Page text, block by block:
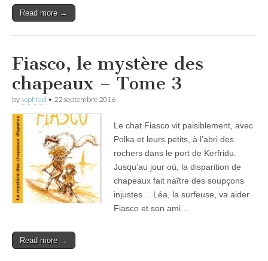
Read more →
Fiasco, le mystère des
chapeaux – Tome 3
bysophie.d • 22 septembre 2016
Le chat Fiasco vit paisiblement, avec
Polka et leurs petits, à l’abri des
rochers dans le port de Kerfridu.
Jusqu’au jour où, la disparition de
chapeaux fait naître des soupçons
injustes… Léa, la surfeuse, va aider
Fiasco et son ami…
Read more →